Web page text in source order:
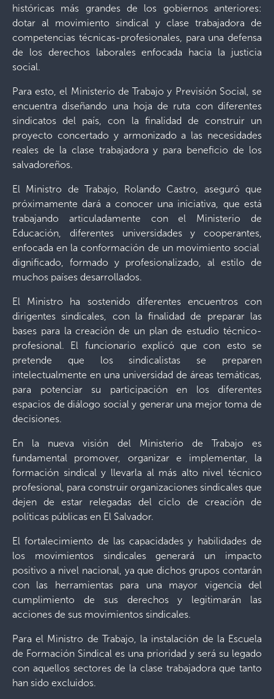
históricas más grandes de los gobiernos anteriores:
dotar al movimiento sindical y clase trabajadora de
competencias técnicas-profesionales, para una defensa
de los derechos laborales enfocada hacia la justicia
social.
Para esto, el Ministerio de Trabajo y Previsión Social, se
encuentra diseñando una hoja de ruta con diferentes
sindicatos del país, con la finalidad de construir un
proyecto concertado y armonizado a las necesidades
reales de la clase trabajadora y para beneficio de los
salvadoreños.
El Ministro de Trabajo, Rolando Castro, aseguró que
próximamente dará a conocer una iniciativa, que está
trabajando articuladamente con el Ministerio de
Educación, diferentes universidades y cooperantes,
enfocada en la conformación de un movimiento social
dignificado, formado y profesionalizado, al estilo de
muchos países desarrollados.
El Ministro ha sostenido diferentes encuentros con
dirigentes sindicales, con la finalidad de preparar las
bases para la creación de un plan de estudio técnico-
profesional. El funcionario explicó que con esto se
pretende que los sindicalistas se preparen
intelectualmente en una universidad de áreas temáticas,
para potenciar su participación en los diferentes
espacios de diálogo social y generar una mejor toma de
decisiones.
En la nueva visión del Ministerio de Trabajo es
fundamental promover, organizar e implementar, la
formación sindical y llevarla al más alto nivel técnico
profesional, para construir organizaciones sindicales que
dejen de estar relegadas del ciclo de creación de
políticas públicas en El Salvador.
El fortalecimiento de las capacidades y habilidades de
los movimientos sindicales generará un impacto
positivo a nivel nacional, ya que dichos grupos contarán
con las herramientas para una mayor vigencia del
cumplimiento de sus derechos y legitimarán las
acciones de sus movimientos sindicales.
Para el Ministro de Trabajo, la instalación de la Escuela
de Formación Sindical es una prioridad y será su legado
con aquellos sectores de la clase trabajadora que tanto
han sido excluidos.